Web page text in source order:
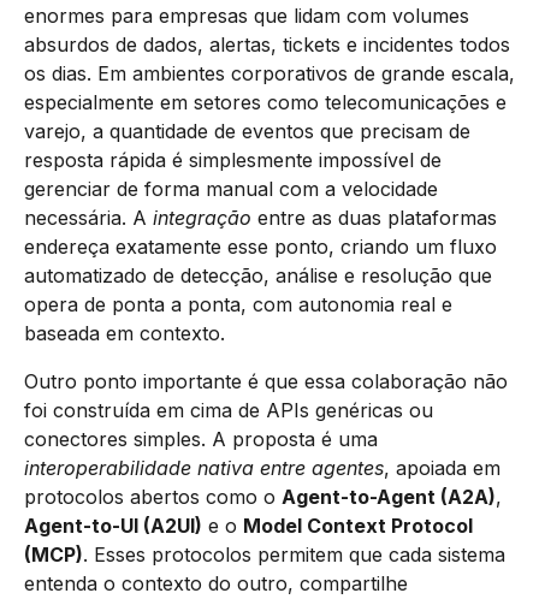
enormes para empresas que lidam com volumes
absurdos de dados, alertas, tickets e incidentes todos
os dias. Em ambientes corporativos de grande escala,
especialmente em setores como telecomunicações e
varejo, a quantidade de eventos que precisam de
resposta rápida é simplesmente impossível de
gerenciar de forma manual com a velocidade
necessária. A integração entre as duas plataformas
endereça exatamente esse ponto, criando um fluxo
automatizado de detecção, análise e resolução que
opera de ponta a ponta, com autonomia real e
baseada em contexto.
Outro ponto importante é que essa colaboração não
foi construída em cima de APIs genéricas ou
conectores simples. A proposta é uma
interoperabilidade nativa entre agentes, apoiada em
protocolos abertos como o Agent-to-Agent (A2A),
Agent-to-UI (A2UI) e o Model Context Protocol
(MCP). Esses protocolos permitem que cada sistema
entenda o contexto do outro, compartilhe